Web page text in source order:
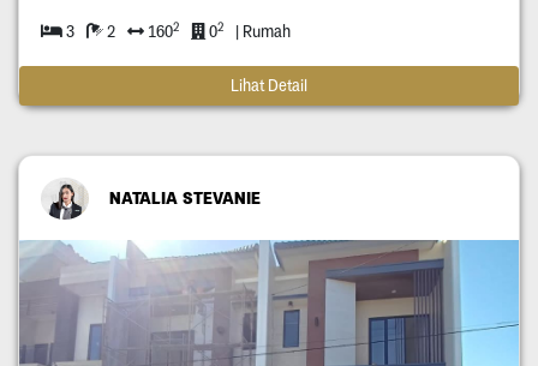
3 2 1602 02 | Rumah
Lihat Detail
NATALIA STEVANIE